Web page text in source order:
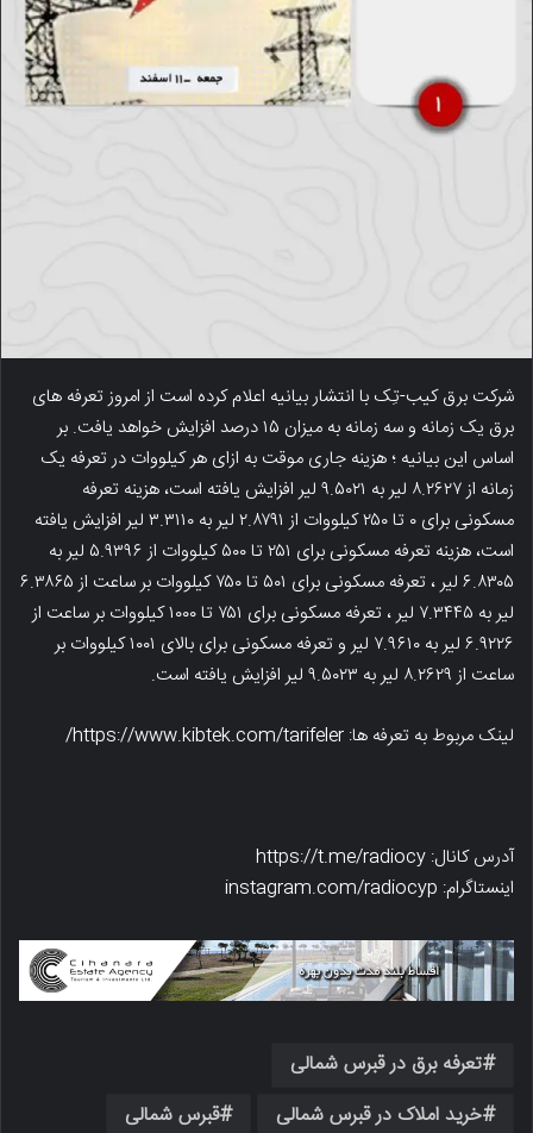
شرکت برق کیب-تِک با انتشار بیانیه اعلام کرده است از امروز تعرفه های
برق یک زمانه و سه زمانه به میزان ۱۵ درصد افزایش خواهد یافت. بر
اساس این بیانیه ؛ هزینه جاری موقت به ازای هر کیلووات در تعرفه یک
زمانه از ۸.۲۶۲۷ لیر به ۹.۵۰۲۱ لیر افزایش یافته است، هزینه تعرفه
مسکونی برای ۰ تا ۲۵۰ کیلووات از ۲.۸۷۹۱ لیر به ۳.۳۱۱۰ لیر افزایش یافته
است، هزینه تعرفه مسکونی برای ۲۵۱ تا ۵۰۰ کیلووات از ۵.۹۳۹۶ لیر به
۶.۸۳۰۵ لیر ، تعرفه مسکونی برای ۵۰۱ تا ۷۵۰ کیلووات بر ‌ساعت از ۶.۳۸۶۵
لیر به ۷.۳۴۴۵ لیر ، تعرفه مسکونی برای ۷۵۱ تا ۱۰۰۰ کیلووات بر ‌ساعت از
۶.۹۲۲۶ لیر به ۷.۹۶۱۰ لیر و تعرفه مسکونی برای بالای ۱۰۰۱ کیلووات بر
‌ساعت از ۸.۲۶۲۹ لیر به ۹.۵۰۲۳ لیر افزایش یافته است.
لینک مربوط به تعرفه ها: https://www.kibtek.com/tarifeler/
آدرس کانال: https://t.me/radiocy
اینستاگرام: instagram.com/radiocyp
تعرفه برق در قبرس شمالی
خرید املاک در قبرس شمالی
قبرس شمالی